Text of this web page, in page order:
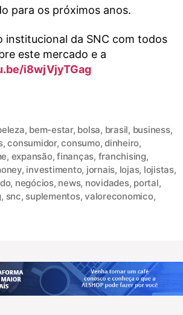
para os próximos anos.
institucional da SNC com todos
este mercado e a
i8wjVjyTGag
, bem-estar, bolsa, brasil, business,
,consumidor,consumo,dinheiro,
, expansão,finanças, franchising,
, investimento, jornais, lojas, lojistas,
, negócios, news, novidades, portal,
, snc, suplementos,valoreconomico,